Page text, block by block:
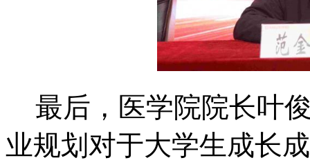
最后，医学院院长叶
业规划对于大学生成长